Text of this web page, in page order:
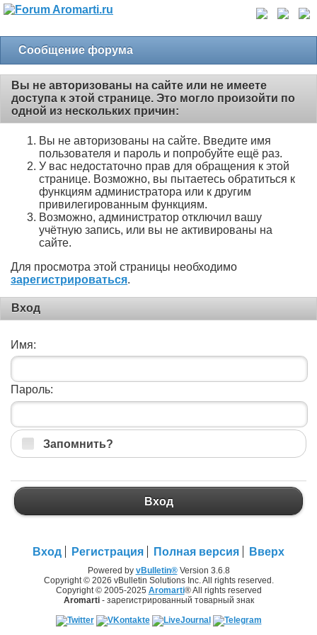
Сообщение форума
Вы не авторизованы на сайте или не имеете
доступа к этой странице. Это могло произойти по
одной из нескольких причин:
Вы не авторизованы на сайте. Введите имя
пользователя и пароль и попробуйте ещё раз.
У вас недостаточно прав для обращения к этой
странице. Возможно, вы пытаетесь обратиться к
функциям администратора или к другим
привилегированным функциям.
Возможно, администратор отключил вашу
учётную запись, или вы не активированы на
сайте.
Для просмотра этой страницы необходимо
зарегистрироваться.
Вход
Имя:
Пароль:
Запомнить?
Вход
Вход Регистрация Полная версия Вверх
Powered by vBulletin®Version 3.6.8
Copyright © 2026 vBulletin Solutions Inc. All rights reserved.
Copyright © 2005-2025 Aromarti® All rights reserved
Aromarti- зарегистрированный товарный знак